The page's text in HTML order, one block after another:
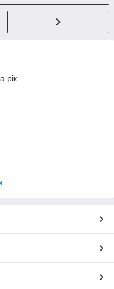
рік